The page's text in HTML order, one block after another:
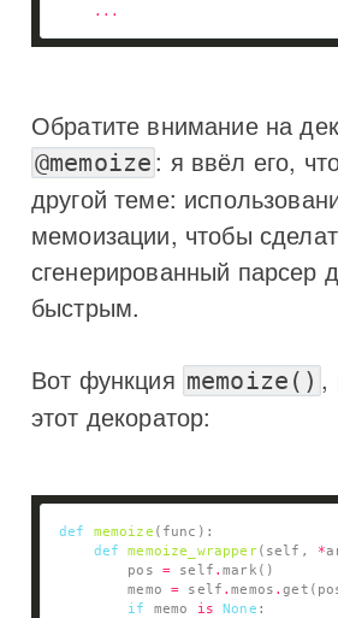
...
Обратите внимание на
@memoize : я ввёл его,
другой теме:
мемоизации, чтобы
сгенерированный парсер
быстрым.
Вот функция memoize() ,
этот декоратор:
def memoize
def
memoize_wrapper(self, *
        pos
= self .
        memo
= self .memos .
if
memo is None